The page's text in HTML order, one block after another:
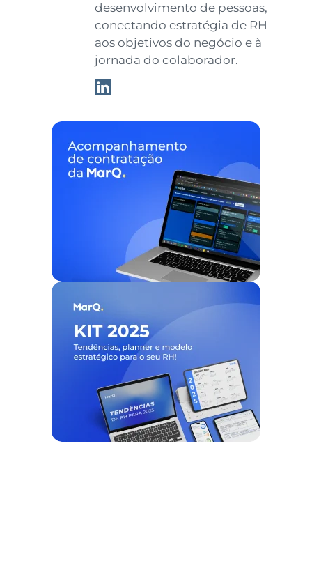
desenvolvimento de pessoas,
conectando estratégia de RH
aos objetivos do negócio e à
jornada do colaborador.